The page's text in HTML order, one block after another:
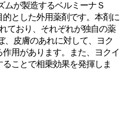
ムが製造するベルミーナＳ
とした外用薬剤です。本剤に
ており、それぞれが独自の薬
、皮膚のあれに対して、ヨク
用があります。また、ヨクイ
ことで相乗効果を発揮しま